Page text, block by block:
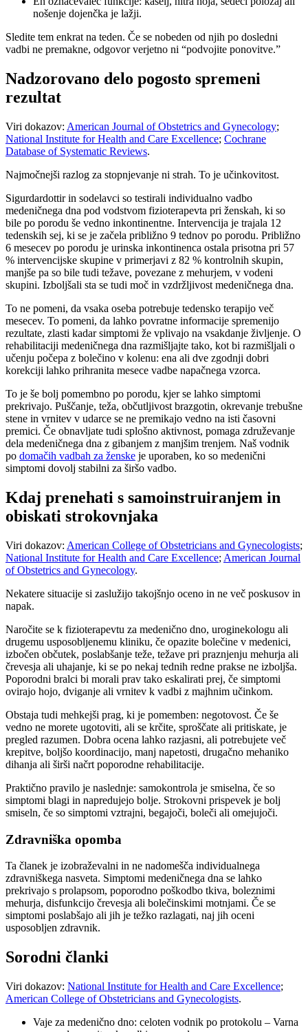
nošenje dojenčka je lažji.
Sledite tem enkrat na teden. Če se nobeden od njih po dosledni
vadbi ne premakne, odgovor verjetno ni “podvojite ponovitve.”
Nadzorovano delo pogosto spremeni
rezultat
Viri dokazov: American Journal of Obstetrics and Gynecology;
National Institute for Health and Care Excellence; Cochrane
Database of Systematic Reviews.
Najmočnejši razlog za stopnjevanje ni strah. To je učinkovitost.
Sigurdardottir in sodelavci so testirali individualno vadbo
medeničnega dna pod vodstvom fizioterapevta pri ženskah, ki so
bile po porodu še vedno inkontinentne. Intervencija je trajala 12
tedenskih sej, ki se je začela približno 9 tednov po porodu. Približno
6 mesecev po porodu je urinska inkontinenca ostala prisotna pri 57
% intervencijske skupine v primerjavi z 82 % kontrolnih skupin,
manjše pa so bile tudi težave, povezane z mehurjem, v vodeni
skupini. Izboljšali sta se tudi moč in vzdržljivost medeničnega dna.
To ne pomeni, da vsaka oseba potrebuje tedensko terapijo več
mesecev. To pomeni, da lahko povratne informacije spremenijo
rezultate, zlasti kadar simptomi že vplivajo na vsakdanje življenje. O
rehabilitaciji medeničnega dna razmišljajte tako, kot bi razmišljali o
učenju počepa z bolečino v kolenu: ena ali dve zgodnji dobri
korekciji lahko prihranita mesece vadbe napačnega vzorca.
To je še bolj pomembno po porodu, kjer se lahko simptomi
prekrivajo. Puščanje, teža, občutljivost brazgotin, okrevanje trebušne
stene in vrnitev v udarce se ne premikajo vedno na isti časovni
premici. Če obnavljate tudi splošno aktivnost, pomaga združevanje
dela medeničnega dna z gibanjem z manjšim trenjem. Naš vodnik
po domačih vadbah za ženske je uporaben, ko so medenični
simptomi dovolj stabilni za širšo vadbo.
Kdaj prenehati s samoinstruiranjem in
obiskati strokovnjaka
Viri dokazov: American College of Obstetricians and Gynecologists;
National Institute for Health and Care Excellence; American Journal
of Obstetrics and Gynecology.
Nekatere situacije si zaslužijo takojšnjo oceno in ne več poskusov in
napak.
Naročite se k fizioterapevtu za medenično dno, uroginekologu ali
drugemu usposobljenemu kliniku, če opazite bolečine v medenici,
izbočen občutek, poslabšanje teže, težave pri praznjenju mehurja ali
črevesja ali uhajanje, ki se po nekaj tednih redne prakse ne izboljša.
Poporodni bralci bi morali prav tako eskalirati prej, če simptomi
ovirajo hojo, dviganje ali vrnitev k vadbi z majhnim učinkom.
Obstaja tudi mehkejši prag, ki je pomemben: negotovost. Če še
vedno ne morete ugotoviti, ali se krčite, sproščate ali pritiskate, je
pregled razumen. Dobra ocena lahko razjasni, ali potrebujete več
krepitve, boljšo koordinacijo, manj napetosti, drugačno mehaniko
dihanja ali širši načrt poporodne rehabilitacije.
Praktično pravilo je naslednje: samokontrola je smiselna, če so
simptomi blagi in napredujejo bolje. Strokovni prispevek je bolj
smiseln, če so simptomi vztrajni, begajoči, boleči ali omejujoči.
Zdravniška opomba
Ta članek je izobraževalni in ne nadomešča individualnega
zdravniškega nasveta. Simptomi medeničnega dna se lahko
prekrivajo s prolapsom, poporodno poškodbo tkiva, boleznimi
mehurja, disfunkcijo črevesja ali bolečinskimi motnjami. Če se
simptomi poslabšajo ali jih je težko razlagati, naj jih oceni
usposobljen zdravnik.
Sorodni članki
Viri dokazov: National Institute for Health and Care Excellence;
American College of Obstetricians and Gynecologists.
Vaje za medenično dno: celoten vodnik po protokolu – Varna